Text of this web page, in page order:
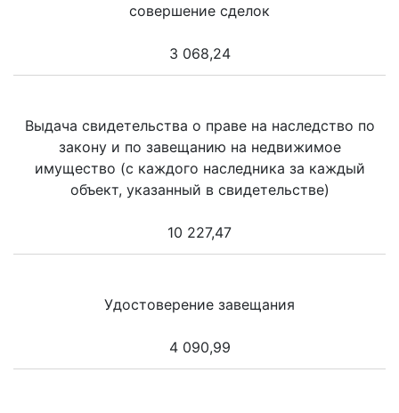
совершение сделок
3 068,24
Выдача свидетельства о праве на наследство по
закону и по завещанию на недвижимое
имущество (с каждого наследника за каждый
объект, указанный в свидетельстве)
10 227,47
Удостоверение завещания
4 090,99